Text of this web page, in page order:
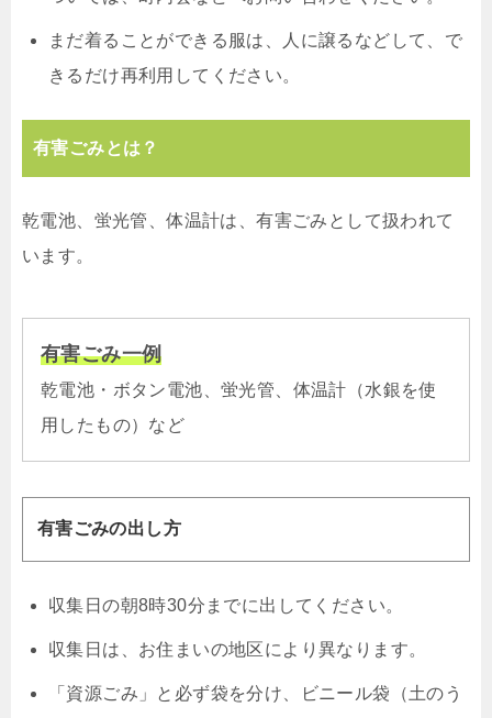
まだ着ることができる服は、人に譲るなどして、で
きるだけ再利用してください。
有害ごみとは？
乾電池、蛍光管、体温計は、有害ごみとして扱われて
います。
有害ごみ一例
乾電池・ボタン電池、蛍光管、体温計（水銀を使
用したもの）など
有害ごみの出し方
収集日の朝8時30分までに出してください。
収集日は、お住まいの地区により異なります。
「資源ごみ」と必ず袋を分け、ビニール袋（土のう